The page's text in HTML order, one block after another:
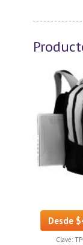
Desde
Clave: